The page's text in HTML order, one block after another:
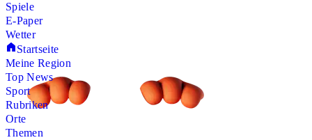
Spiele
E-Paper
Wetter
Startseite
Meine Region
Top News
Sport
Rubriken
Orte
Themen